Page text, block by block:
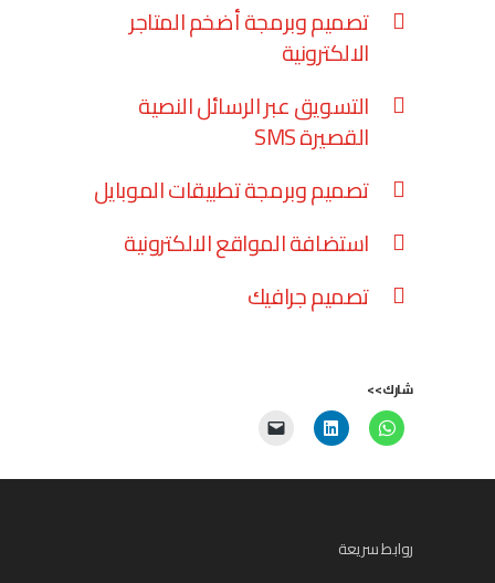
تصميم وبرمجة أضخم المتاجر
الالكترونية
التسويق عبر الرسائل النصية
القصيرة SMS
تصميم وبرمجة تطبيقات الموبايل
استضافة المواقع الالكترونية
تصميم جرافيك
شارك>>
روابط سريعة